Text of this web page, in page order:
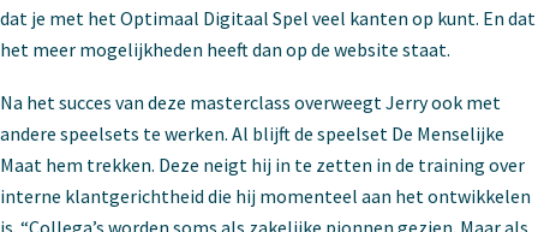
dat je met het Optimaal Digitaal Spel veel kanten op kunt. En dat
het meer mogelijkheden heeft dan op de website staat.
Na het succes van deze masterclass overweegt Jerry ook met
andere speelsets te werken. Al blijft de speelset De Menselijke
Maat hem trekken. Deze neigt hij in te zetten in de training over
interne klantgerichtheid die hij momenteel aan het ontwikkelen
is. “Collega’s worden soms als zakelijke pionnen gezien. Maar als